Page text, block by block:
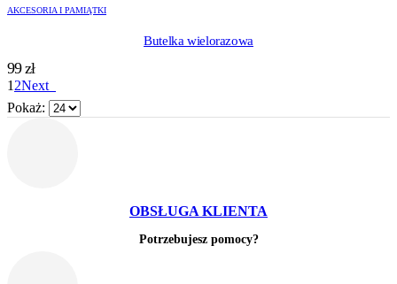
AKCESORIA I PAMIĄTKI
Butelka wielorazowa
99zł
1 2Next
Pokaż:
OBSŁUGA KLIENTA
Potrzebujesz pomocy?